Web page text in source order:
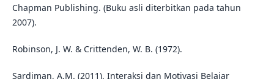
Chapman Publishing. (Buku asli diterbitkan pada tahun
2007).
Robinson, J. W. & Crittenden, W. B. (1972).
Sardiman, A.M. (2011). Interaksi dan Motivasi Belajar